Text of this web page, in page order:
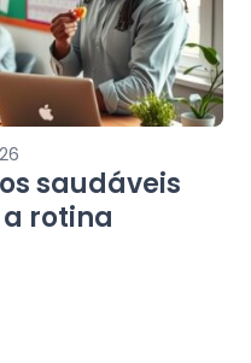
saudáveis
rotina